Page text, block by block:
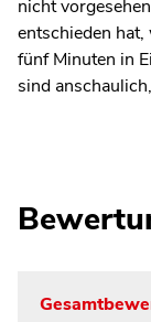
nicht
entschieden
fünf Minuten in
sind